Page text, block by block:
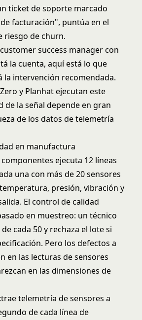
ticket de soporte marcado
facturación", puntúa en el
riesgo de churn.
success manager con
la cuenta, aquí está lo que
la intervención recomendada.
y Planhat ejecutan este
de la señal depende en gran
de los datos de telemetría
en manufactura
ejecuta 12 líneas
una con más de 20 sensores
presión, vibración y
El control de calidad
en muestreo: un técnico
cada 50 y rechaza el lote si
Pero los defectos a
en las lecturas de sensores
en las dimensiones de
telemetría de sensores a
de cada línea de